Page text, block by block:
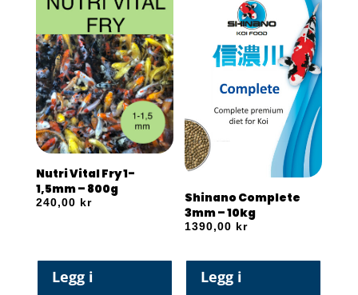
Nutri Vital Fry 1-
1,5mm – 800g
240,00 kr
Legg i
Shinano Complete
3mm – 10kg
1390,00 kr
Legg i